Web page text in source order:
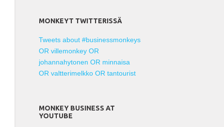
MONKEYT TWITTERISSÄ
Tweets about #businessmonkeys
OR villemonkey OR
johannahytonen OR minnaisa
OR valtterimelkko OR tantourist
MONKEY BUSINESS AT
YOUTUBE